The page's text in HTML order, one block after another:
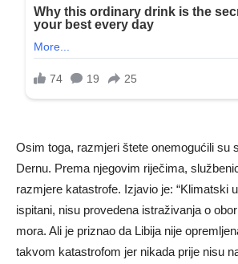
Osim toga, razmjeri štete onemogućili su
Dernu. Prema njegovim riječima,
razmjere katastrofe. Izjavio je: “Klimatski
ispitani, nisu provedena istraživanja o
mora. Ali je priznao da Libija nije
takvom katastrofom jer nikada prije nisu